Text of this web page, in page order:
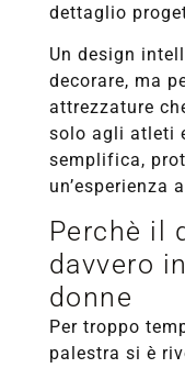
dettaglio
Un design
decorare, ma
attrezzature
solo agli atleti
semplifica,
un’esperienza
Perchè il
davvero
donne
Per troppo
palestra si è